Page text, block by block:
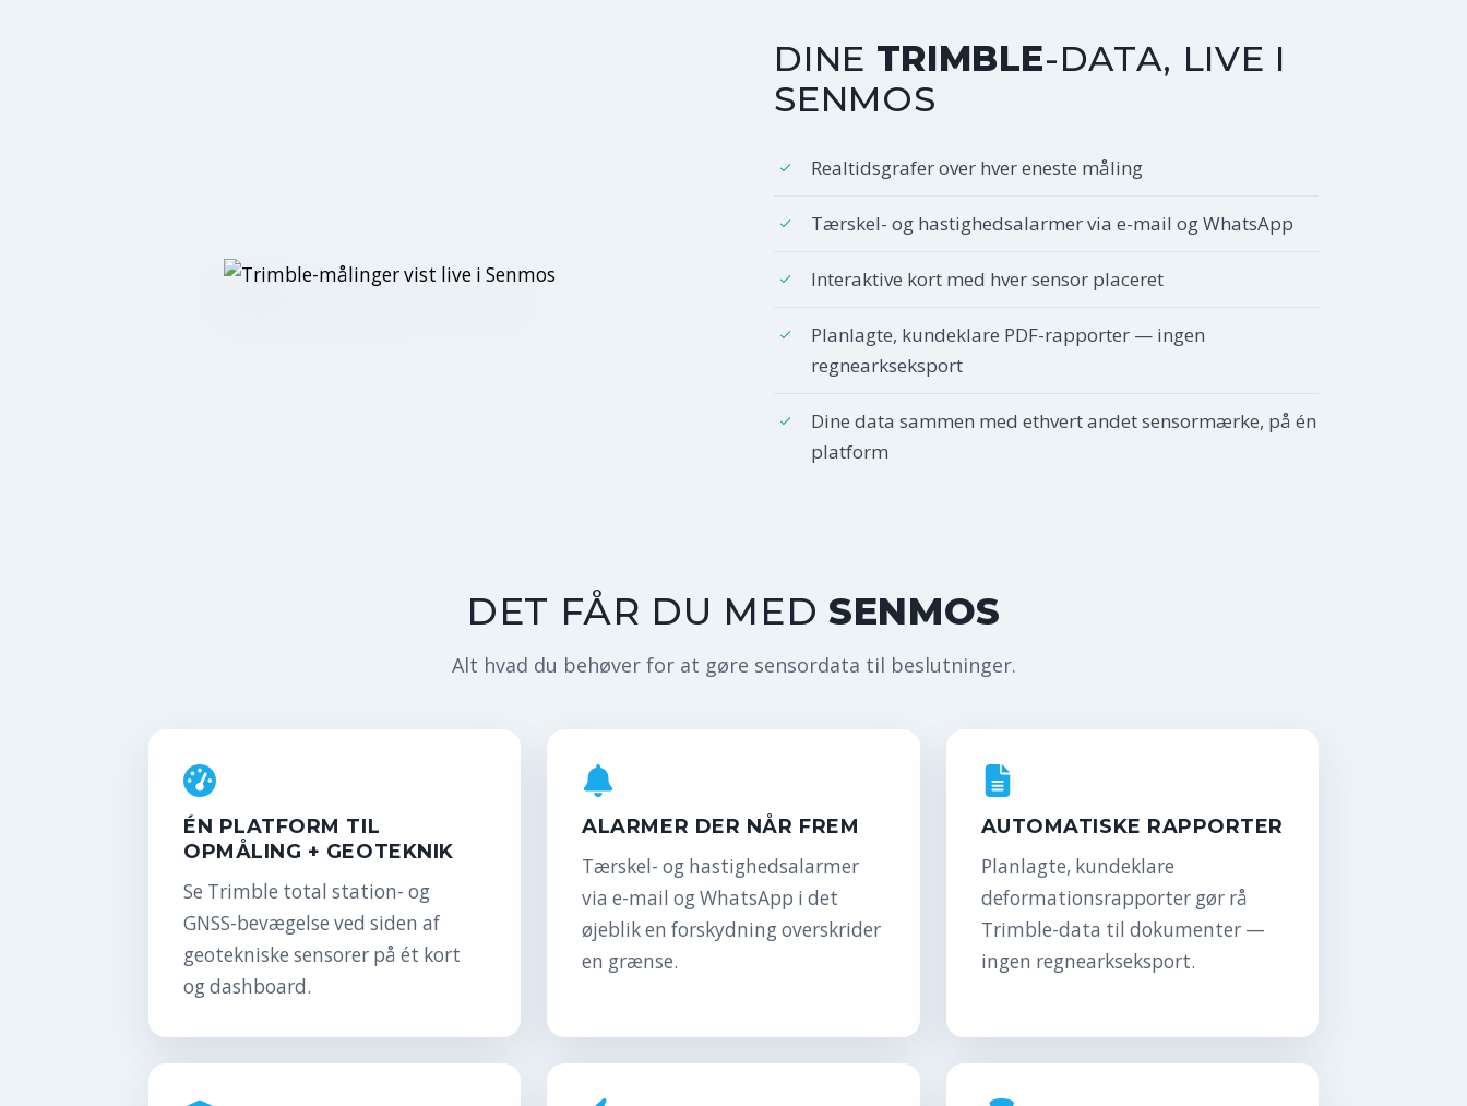
DINE TRIMBLE-DATA, LIVE I
SENMOS
Realtidsgrafer over hver eneste måling
Tærskel- og hastighedsalarmer via e-mail og WhatsApp
Interaktive kort med hver sensor placeret
Planlagte, kundeklare PDF-rapporter — ingen
regnearkseksport
Dine data sammen med ethvert andet sensormærke, på én
platform
DET FÅR DU MEDSENMOS
Alt hvad du behøver for at gøre sensordata til beslutninger.
ÉN PLATFORM TIL
OPMÅLING + GEOTEKNIK
Se Trimble total station- og
GNSS-bevægelse ved siden af
geotekniske sensorer på ét kort
og dashboard.
ALARMER DER NÅR FREM
Tærskel- og hastighedsalarmer
via e-mail og WhatsApp i det
øjeblik en forskydning overskrider
en grænse.
AUTOMATISKE RAPPORTER
Planlagte, kundeklare
deformationsrapporter gør rå
Trimble-data til dokumenter —
ingen regnearkseksport.